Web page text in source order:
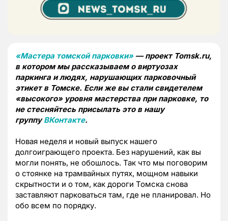
«Мастера томской парковки» — проект Tomsk.ru,
в котором мы рассказываем о виртуозах
паркинга и людях, нарушающих парковочный
этикет в Томске. Если же вы стали свидетелем
«высокого» уровня мастерства при парковке, то
не стесняйтесь присылать это в нашу
группуВКонтакте.
Новая неделя и новый выпуск нашего
долгоиграющего проекта. Без нарушений, как вы
могли понять, не обошлось. Так что мы поговорим
о стоянке на трамвайных путях, мощном навыки
скрытности и о том, как дороги Томска снова
заставляют парковаться там, где не планировал. Но
обо всем по порядку.